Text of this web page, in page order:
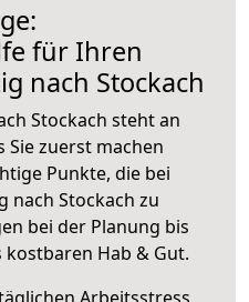
für Ihren
nach Stockach
Stockach steht an
Sie zuerst machen
Punkte, die bei
nach Stockach zu
bei der Planung bis
Hab & Gut.